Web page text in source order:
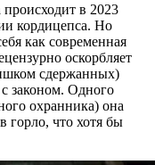
в 2023
кордицепса. Но
как современная
оскорбляет
сдержанных)
законом. Одного
охранника) она
горло, что хотя бы